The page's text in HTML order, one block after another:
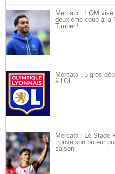
Mercato : L’OM vise
deuxième coup à la
Timber !
Mercato : 5 gros
à l’OL…
Mercato : Le Stade
trouvé son buteur
saison !